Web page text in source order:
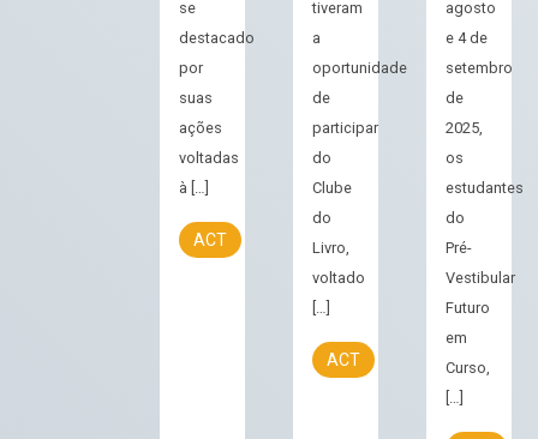
se
destacado
por
suas
ações
voltadas
à […]
ACT
tiveram
a
oportunidade
de
participar
do
Clube
do
Livro,
voltado
[…]
ACT
agosto
e 4 de
setembro
de
2025,
os
estudantes
do
Pré-
Vestibular
Futuro
em
Curso,
[…]